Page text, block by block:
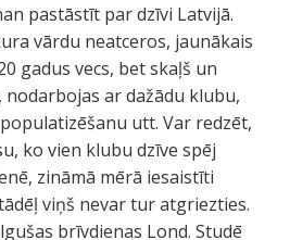
pastāstīt par dzīvi Latvijā.
vārdu neatceros, jaunākais
gadus vecs, bet skaļš un
ar dažādu klubu,
utt. Var redzēt,
ko vien klubu dzīve spēj
zināmā mērā iesaistīti
viņš nevar tur atgriezties.
brīvdienas Lond. Studē